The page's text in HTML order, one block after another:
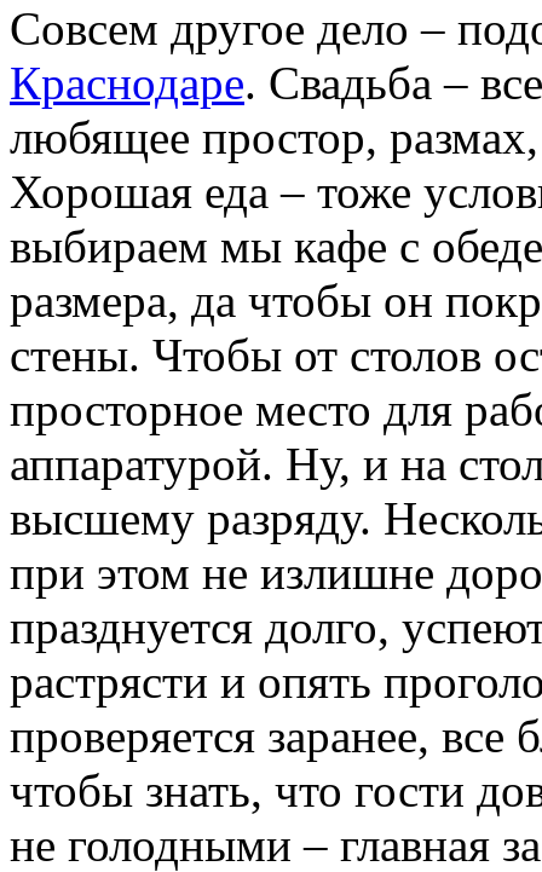
Совсем другое дело –
Краснодаре. Свадьба –
любящее простор,
Хорошая еда – тоже
выбираем мы кафе с
размера, да чтобы он
стены. Чтобы от столов
просторное место для
аппаратурой. Ну, и на
высшему разряду.
при этом не излишне
празднуется долго,
растрясти и опять
проверяется заранее,
чтобы знать, что гости
не голодными – главная